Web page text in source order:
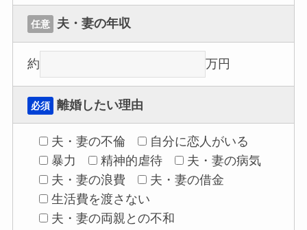
任意 夫・妻の年収
約 万円
必須 離婚したい理由
夫・妻の不倫
自分に恋人がいる
暴力
精神的虐待
夫・妻の病気
夫・妻の浪費
夫・妻の借金
生活費を渡さない
夫・妻の両親との不和